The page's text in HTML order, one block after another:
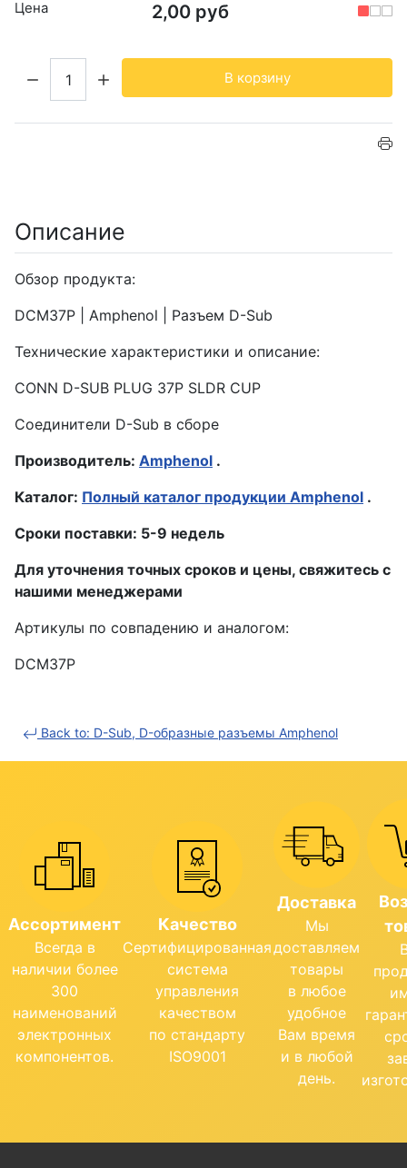
Цена 2,00 руб
В корзину
Описание
Обзор продукта:
DCM37P | Amphenol | Разъем D-Sub
Технические характеристики и описание:
CONN D-SUB PLUG 37P SLDR CUP
Соединители D-Sub в сборе
Производитель: Amphenol .
Каталог: Полный каталог продукции Amphenol .
Сроки поставки: 5-9 недель
Для уточнения точных сроков и цены, свяжитесь с
нашими менеджерами
Артикулы по совпадению и аналогом:
DCM37P
Back to: D-Sub, D-образные разъемы Amphenol
Ассортимент
Всегда в
наличии более
300
наименований
электронных
компонентов.
Качество
Сертифицированная
система
управления
качеством
по стандарту
ISO9001
Доставка
Мы
доставляем
товары
в любое
удобное
Вам время
и в любой
день.